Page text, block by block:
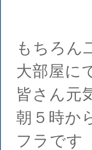
もちろん
大部屋に
皆さん元
朝５時か
フラです